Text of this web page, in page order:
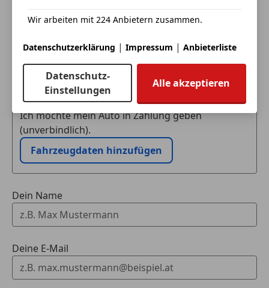
Berganfahrhilfe
* Fernbedienung für Zentralverriegelung
* Intelligentes Zugangssystem
* Kindersicherung an den hinteren Türen
* Kopfairbag für vorne und für die äußeren Plätze
der 2. Reihe
* Kopfstützen vorne und hinten höhenverstellbar
* Parkbremse elektrisch
* Sicherheitsgurte
EXTERIEUR
* Außenspiegel automatisch anklappbar
* Außenspiegel in Dachfarbe lackiert
* Dachreling
* Metallic Lackierung
Eintauschwagen: Kaufen und verkaufen in nur einem
Ich möchte mein Auto in Zahlung geben
(unverbindlich).
Fahrzeugdaten hinzufügen
Dein Name
Deine E-Mail
Wir arbeiten mit 224 Anbietern zusammen.
Datenschutzerklärung | Impressum | Anbieterliste
Datenschutz-
Einstellungen
Alle akzeptieren